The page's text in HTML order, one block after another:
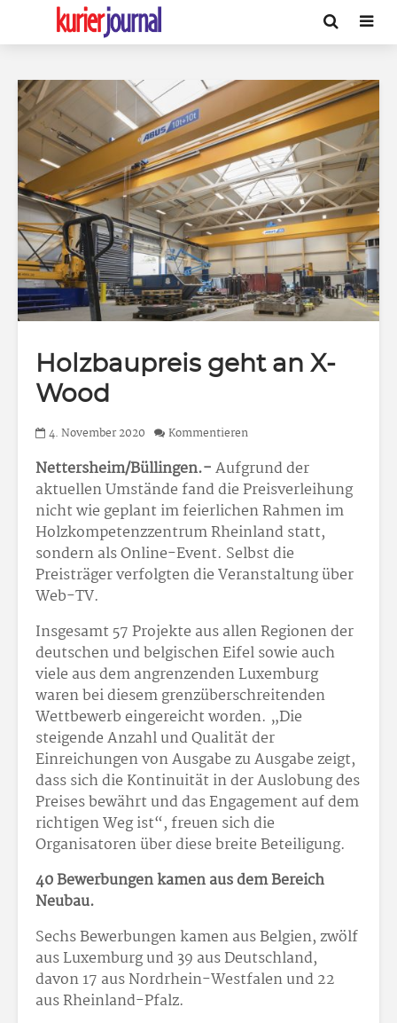
Holzbaupreis geht an X-
Wood
4. November 2020 Kommentieren
Nettersheim/Büllingen.-Aufgrund der
aktuellen Umstände fand die Preisverleihung
nicht wie geplant im feierlichen Rahmen im
Holzkompetenzzentrum Rheinland statt,
sondern als Online-Event. Selbst die
Preisträger verfolgten die Veranstaltung über
Web-TV.
Insgesamt 57 Projekte aus allen Regionen der
deutschen und belgischen Eifel sowie auch
viele aus dem angrenzenden Luxemburg
waren bei diesem grenzüberschreitenden
Wettbewerb eingereicht worden. „Die
steigende Anzahl und Qualität der
Einreichungen von Ausgabe zu Ausgabe zeigt,
dass sich die Kontinuität in der Auslobung des
Preises bewährt und das Engagement auf dem
richtigen Weg ist“, freuen sich die
Organisatoren über diese breite Beteiligung.
40 Bewerbungen kamen aus dem Bereich
Neubau.
Sechs Bewerbungen kamen aus Belgien, zwölf
aus Luxemburg und 39 aus Deutschland,
davon 17 aus Nordrhein-Westfalen und 22
aus Rheinland-Pfalz.